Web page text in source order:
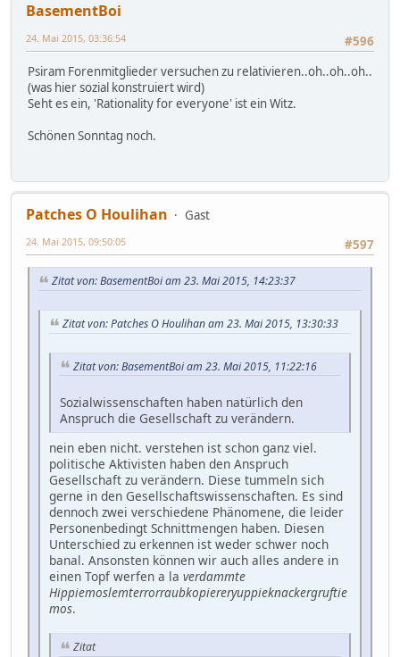
BasementBoi
#596
24. Mai 2015, 03:36:54
Psiram Forenmitglieder versuchen zu relativieren..oh..oh..oh..
(was hier sozial konstruiert wird)
Seht es ein, 'Rationality for everyone' ist ein Witz.
Schönen Sonntag noch.
Patches O Houlihan
Gast
#597
24. Mai 2015, 09:50:05
Zitat von: BasementBoi am 23. Mai 2015, 14:23:37
Zitat von: Patches O Houlihan am 23. Mai 2015, 13:30:33
Zitat von: BasementBoi am 23. Mai 2015, 11:22:16
Sozialwissenschaften haben natürlich den
Anspruch die Gesellschaft zu verändern.
nein eben nicht. verstehen ist schon ganz viel.
politische Aktivisten haben den Anspruch
Gesellschaft zu verändern. Diese tummeln sich
gerne in den Gesellschaftswissenschaften. Es sind
dennoch zwei verschiedene Phänomene, die leider
Personenbedingt Schnittmengen haben. Diesen
Unterschied zu erkennen ist weder schwer noch
banal. Ansonsten können wir auch alles andere in
einen Topf werfen a la verdammte
Hippiemoslemterrorraubkopiereryuppieknackergruftie
mos.
Zitat